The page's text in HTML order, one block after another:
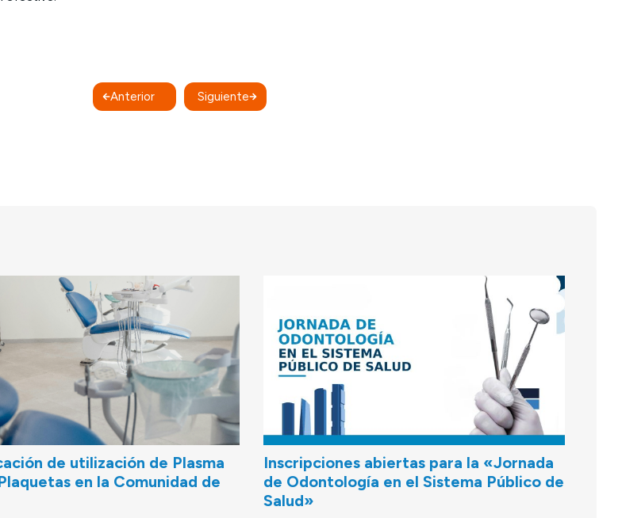
Anterior Siguiente
de utilización de Plasma
en la Comunidad de
Inscripciones abiertas para la «Jornada
de Odontología en el Sistema Público de
Salud»